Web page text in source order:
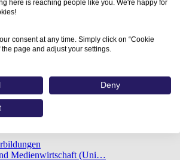
Medienwirtschaft (Uni…
here is reaching people like you. We're happy for
consent at any time. Simply click on “Cookie
the page and adjust your settings.
Deny